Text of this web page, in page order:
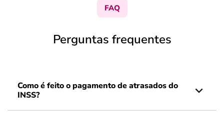
FAQ
Perguntas frequentes
Como é feito o pagamento de atrasados do
INSS?